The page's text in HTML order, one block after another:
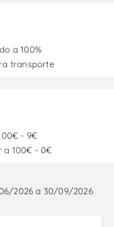
a 100%
transporte
- 9€
a 100€ - 0€
2026 a 30/09/2026